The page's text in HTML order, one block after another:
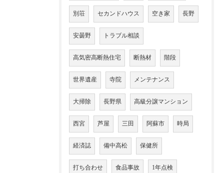
別荘 セカンドハウス 空き家 長野
安曇野 トラブル相談
高気密高断熱住宅 断熱材 階段
世界遺産 寺院 メンテナンス
大掃除 長野県 高級分譲マンション
西宮 芦屋 三田 阿蘇市 時局
経済誌 備中高松 保健所
打ち合わせ 食品事故 1年点検